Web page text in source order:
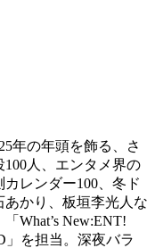
年の年頭を飾る、さ
100人、エンタメ界の
レンダー100、冬ド
かり、板垣李光人な
What’s New:ENT!
」を担当。深夜バラ